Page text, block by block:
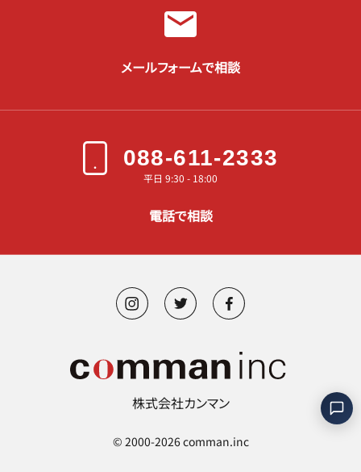
メールフォームで相談
088-611-2333
平日 9:30 - 18:00
電話で相談
株式会社カンマン
©︎ 2000-2026 comman.inc